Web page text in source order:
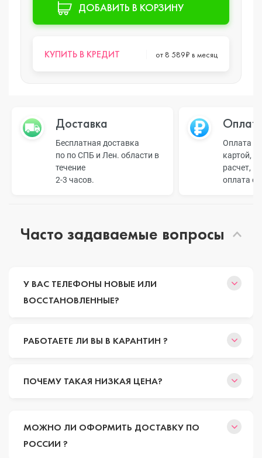
ДОБАВИТЬ В КОРЗИНУ
КУПИТЬ В КРЕДИТ от 8 589₽ в месяц
Доставка
Бесплатная доставка
по по СПБ и Лен. области в
течение
2-3 часов.
Оплата
картой,
расчет,
оплата
Часто задаваемые вопросы
У ВАС ТЕЛЕФОНЫ НОВЫЕ ИЛИ
ВОССТАНОВЛЕННЫЕ?
РАБОТАЕТЕ ЛИ ВЫ В КАРАНТИН ?
ПОЧЕМУ ТАКАЯ НИЗКАЯ ЦЕНА?
МОЖНО ЛИ ОФОРМИТЬ ДОСТАВКУ ПО
РОССИИ ?